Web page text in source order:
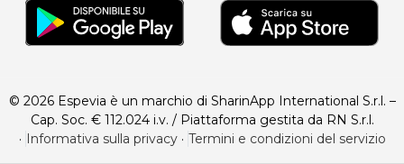
© 2026 Espevia è un marchio di SharinApp International S.r.l. –
Cap. Soc. € 112.024 i.v. / Piattaforma gestita da RN S.r.l.
· Informativa sulla privacy· Termini e condizioni del servizio